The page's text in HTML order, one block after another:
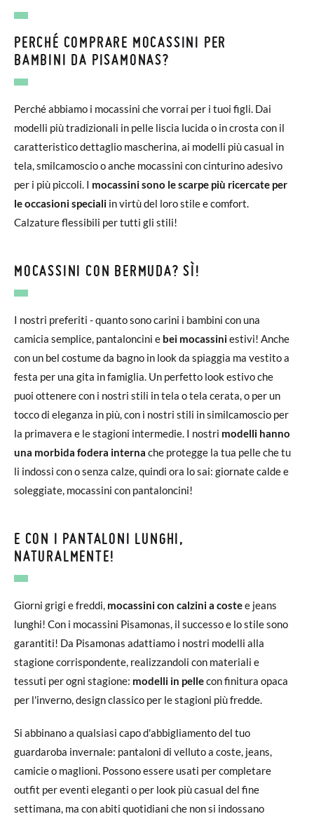
PERCHÉ COMPRARE MOCASSINI PER
BAMBINI DA PISAMONAS?
Perché abbiamo i mocassini che vorrai per i tuoi figli. Dai
modelli più tradizionali in pelle liscia lucida o in crosta con il
caratteristico dettaglio mascherina, ai modelli più casual in
tela, smilcamoscio o anche mocassini con cinturino adesivo
per i più piccoli. I mocassini sono le scarpe più ricercate per
le occasioni speciali in virtù del loro stile e comfort.
Calzature flessibili per tutti gli stili!
MOCASSINI CON BERMUDA? SÌ!
I nostri preferiti - quanto sono carini i bambini con una
camicia semplice, pantaloncini e bei mocassiniestivi! Anche
con un bel costume da bagno in look da spiaggia ma vestito a
festa per una gita in famiglia. Un perfetto look estivo che
puoi ottenere con i nostri stili in tela o tela cerata, o per un
tocco di eleganza in più, con i nostri stili in similcamoscio per
la primavera e le stagioni intermedie. I nostri modelli hanno
una morbida fodera interna che protegge la tua pelle che tu
li indossi con o senza calze, quindi ora lo sai: giornate calde e
soleggiate, mocassini con pantaloncini!
E CON I PANTALONI LUNGHI,
NATURALMENTE!
Giorni grigi e freddi, mocassini con calzini a costee jeans
lunghi! Con i mocassini Pisamonas, il successo e lo stile sono
garantiti! Da Pisamonas adattiamo i nostri modelli alla
stagione corrispondente, realizzandoli con materiali e
tessuti per ogni stagione: modelli in pellecon finitura opaca
per l'inverno, design classico per le stagioni più fredde.
Si abbinano a qualsiasi capo d'abbigliamento del tuo
guardaroba invernale: pantaloni di velluto a coste, jeans,
camicie o maglioni. Possono essere usati per completare
outfit per eventi eleganti o per look più casual del fine
settimana, ma con abiti quotidiani che non si indossano